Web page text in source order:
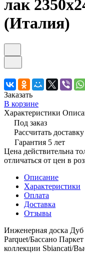
лак
(Италия)
Заказать
В корзине
Характеристики
Под заказ
Рассчитать доставку
Гарантия 5 лет
Цена действительна
отличаться от цен в
Описание
Характеристики
Оплата
Доставка
Отзывы
Инженерная доска Дуб
Parquet/Бассано
коллекции Sbiancati/